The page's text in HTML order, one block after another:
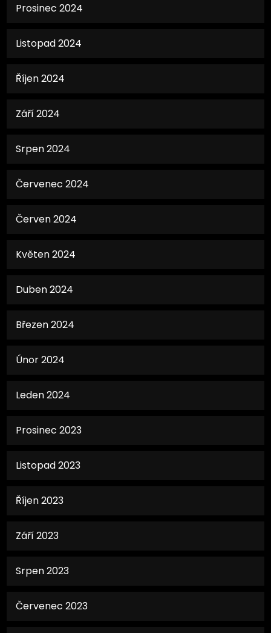
Prosinec 2024
Listopad 2024
Říjen 2024
Září 2024
Srpen 2024
Červenec 2024
Červen 2024
Květen 2024
Duben 2024
Březen 2024
Únor 2024
Leden 2024
Prosinec 2023
Listopad 2023
Říjen 2023
Září 2023
Srpen 2023
Červenec 2023